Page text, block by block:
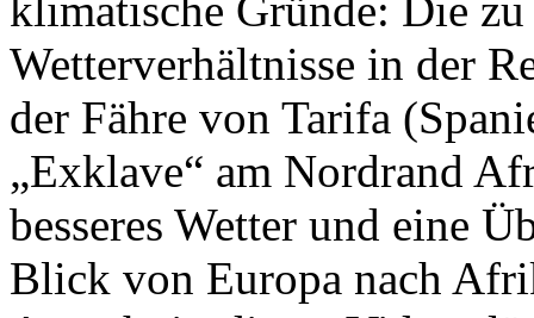
Wetterverhältnisse in der
der Fähre von Tarifa
„Exklave“ am Nordrand
besseres Wetter und eine
Blick von Europa nach